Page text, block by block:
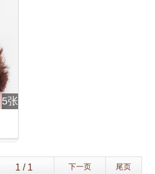
5张
下一页 尾页